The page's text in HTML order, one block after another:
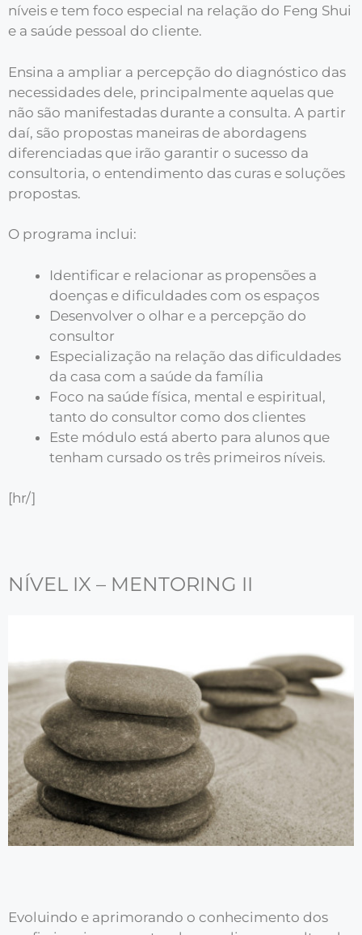
níveis e tem foco especial na relação do Feng Shui
e a saúde pessoal do cliente.
Ensina a ampliar a percepção do diagnóstico das
necessidades dele, principalmente aquelas que
não são manifestadas durante a consulta. A partir
daí, são propostas maneiras de abordagens
diferenciadas que irão garantir o sucesso da
consultoria, o entendimento das curas e soluções
propostas.
O programa inclui:
Identificar e relacionar as propensões a
doenças e dificuldades com os espaços
Desenvolver o olhar e a percepção do
consultor
Especialização na relação das dificuldades
da casa com a saúde da família
Foco na saúde física, mental e espiritual,
tanto do consultor como dos clientes
Este módulo está aberto para alunos que
tenham cursado os três primeiros níveis.
[hr/]
NÍVEL IX – MENTORING II
Evoluindo e aprimorando o conhecimento dos